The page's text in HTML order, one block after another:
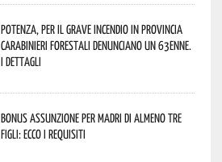
Potenza, per il grave incendio in Provincia
Carabinieri forestali denunciano un 63enne.
I dettagli
Bonus assunzione per madri di almeno tre
figli: ecco i requisiti